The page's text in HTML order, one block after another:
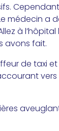
médecin a
à l’hôpital
avons fait.
de taxi